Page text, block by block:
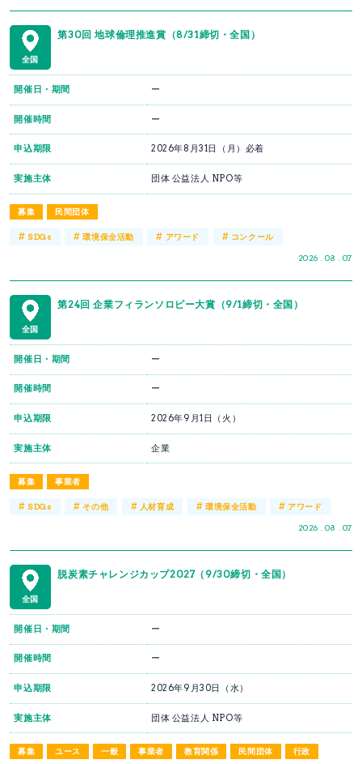
全国
第30回 地球倫理推進賞（8/31締切・全国）
募集 民間団体
2026 . 08 . 07
開催日・期間 ー
開催時間 ー
申込期限 2026年8月31日（月）必着
実施主体 団体 公益法人 NPO等
#SDGs #環境保全活動 # アワード # コンクール
全国
第24回 企業フィランソロピー大賞（9/1締切・全国）
募集 事業者
2026 . 08 . 07
開催日・期間 ー
開催時間 ー
申込期限 2026年9月1日（火）
実施主体 企業
#SDGs #その他 # 人材育成 # 環境保全活動 # アワード
全国
脱炭素チャレンジカップ2027（9/30締切・全国）
募集 ユース 一般 事業者 教育関係 民間団体 行政
開催日・期間 ー
開催時間 ー
申込期限 2026年9月30日（水）
実施主体 団体 公益法人 NPO等